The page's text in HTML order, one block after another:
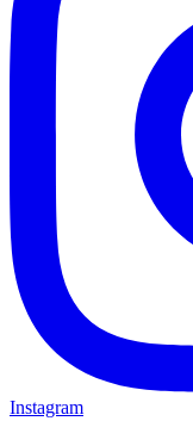
Instagram